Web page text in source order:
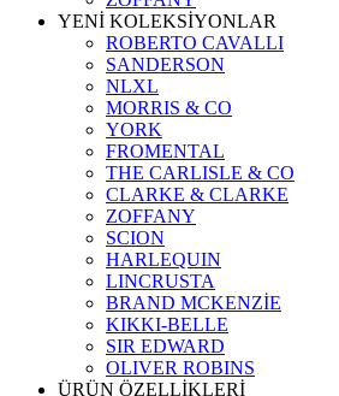
YENİ KOLEKSİYONLAR
ROBERTO CAVALLI
SANDERSON
NLXL
MORRIS & CO
YORK
FROMENTAL
THE CARLISLE & CO
CLARKE & CLARKE
ZOFFANY
SCION
HARLEQUIN
LINCRUSTA
BRAND MCKENZİE
KIKKI-BELLE
SIR EDWARD
OLIVER ROBINS
ÜRÜN ÖZELLİKLERİ